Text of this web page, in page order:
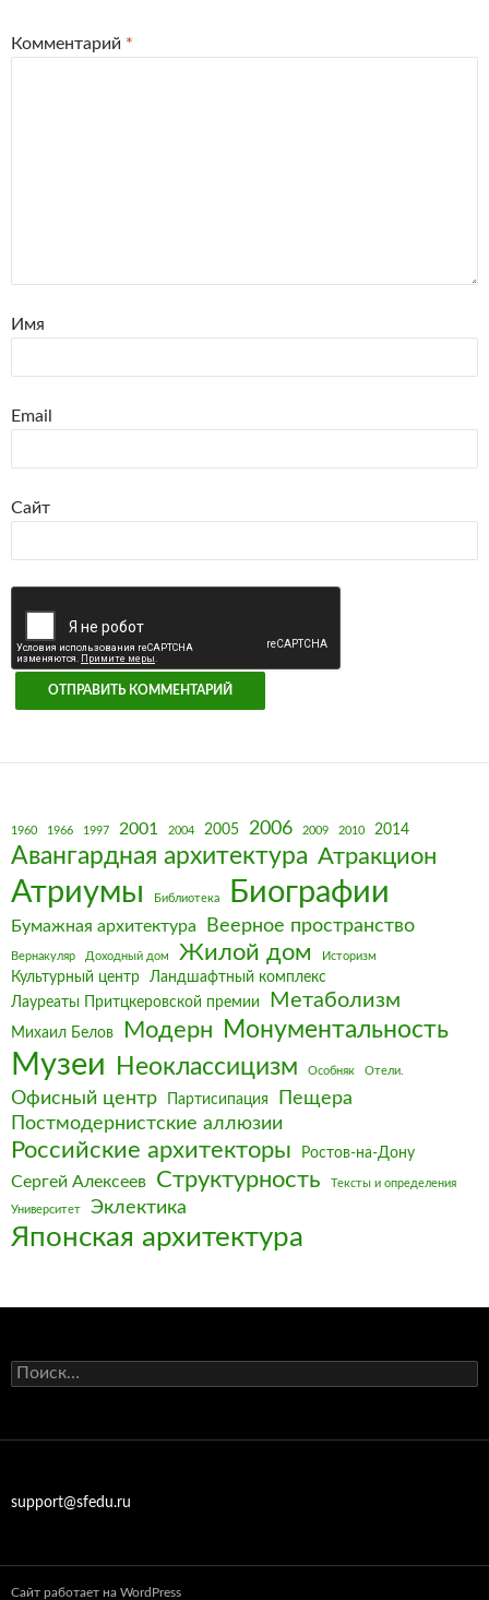
Комментарий *
Имя
Email
Сайт
1960 1966 1997 2001 2004 2005 2006 2009 2010 2014
Авангардная архитектура Атракцион
Атриумы Библиотека Биографии
Бумажная архитектура Веерное пространство
Вернакуляр Доходный дом Жилой дом Историзм
Культурный центр
Ландшафтный комплекс
Лауреаты Притцкеровской премии
Метаболизм
Михаил Белов Модерн Монументальность
Музеи Неоклассицизм Особняк Отели.
Офисный центр Партисипация
Пещера
Постмодернистские аллюзии
Российские архитекторы Ростов-на-Дону
Сергей Алексеев Структурность Тексты и определения
Университет Эклектика
Японская архитектура
Найти:
support@sfedu.ru
Сайт работает на WordPress